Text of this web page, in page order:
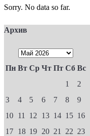
Sorry. No data so far.
Архив
Пн Вт Ср Чт Пт Сб Вс
1
2
3
4 5 6 7 8
9
10 11 12 13 14 15 16
17 18 19 20 21 22 23